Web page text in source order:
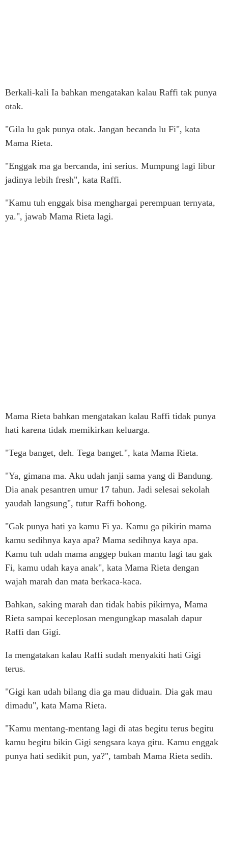
Berkali-kali Ia bahkan mengatakan kalau Raffi tak punya
otak.
"Gila lu gak punya otak. Jangan becanda lu Fi", kata
Mama Rieta.
"Enggak ma ga bercanda, ini serius. Mumpung lagi libur
jadinya lebih fresh", kata Raffi.
"Kamu tuh enggak bisa menghargai perempuan ternyata,
ya.", jawab Mama Rieta lagi.
Mama Rieta bahkan mengatakan kalau Raffi tidak punya
hati karena tidak memikirkan keluarga.
"Tega banget, deh. Tega banget.", kata Mama Rieta.
"Ya, gimana ma. Aku udah janji sama yang di Bandung.
Dia anak pesantren umur 17 tahun. Jadi selesai sekolah
yaudah langsung", tutur Raffi bohong.
"Gak punya hati ya kamu Fi ya. Kamu ga pikirin mama
kamu sedihnya kaya apa? Mama sedihnya kaya apa.
Kamu tuh udah mama anggep bukan mantu lagi tau gak
Fi, kamu udah kaya anak", kata Mama Rieta dengan
wajah marah dan mata berkaca-kaca.
Bahkan, saking marah dan tidak habis pikirnya, Mama
Rieta sampai keceplosan mengungkap masalah dapur
Raffi dan Gigi.
Ia mengatakan kalau Raffi sudah menyakiti hati Gigi
terus.
"Gigi kan udah bilang dia ga mau diduain. Dia gak mau
dimadu", kata Mama Rieta.
"Kamu mentang-mentang lagi di atas begitu terus begitu
kamu begitu bikin Gigi sengsara kaya gitu. Kamu enggak
punya hati sedikit pun, ya?", tambah Mama Rieta sedih.